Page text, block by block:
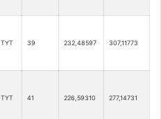
TYT 39 232,48597 307,11773
TYT 41 226,59310 277,14731